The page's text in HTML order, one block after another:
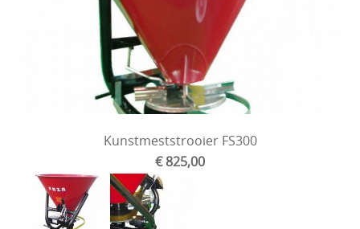
Kunstmeststrooier FS300
€ 825,00